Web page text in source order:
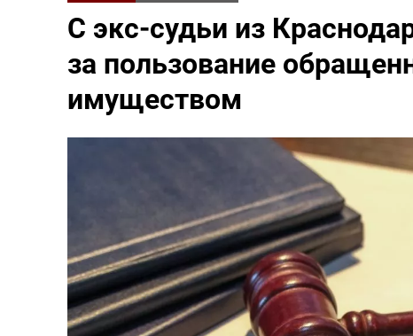
С экс-судьи из
за пользование
имуществом